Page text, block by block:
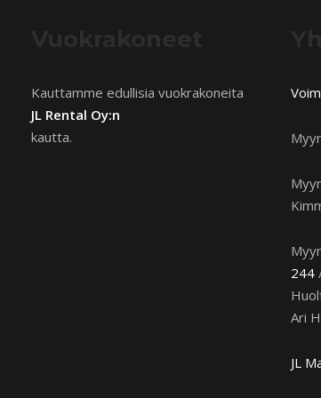
Kauttamme edullisia vuokrakoneita
JL Rental Oy:n
kautta.
244
Ari
JL